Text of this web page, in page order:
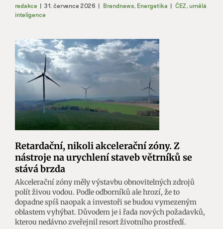
redakce | 31. července 2026 | Brandnews Energetika | ČEZ umělá
inteligence
Retardační, nikoli akcelerační zóny. Z
nástroje na urychlení staveb větrníků se
stává brzda
Akcelerační zóny měly výstavbu obnovitelných zdrojů
polít živou vodou. Podle odborníků ale hrozí, že to
dopadne spíš naopak a investoři se budou vymezeným
oblastem vyhýbat. Důvodem je i řada nových požadavků,
kterou nedávno zveřejnil resort životního prostředí.